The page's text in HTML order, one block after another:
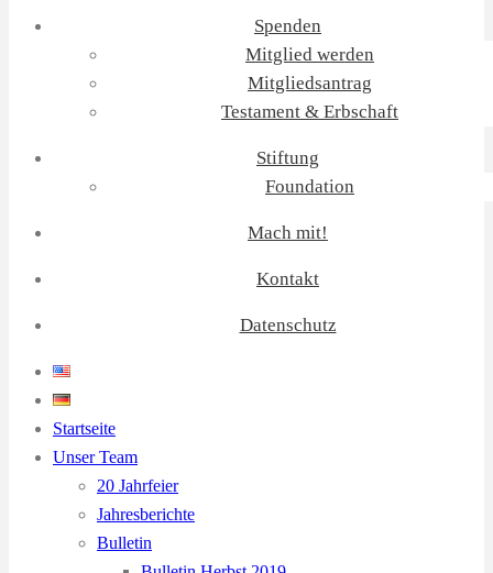
Spenden
Mitglied werden
Mitgliedsantrag
Testament & Erbschaft
Stiftung
Foundation
Mach mit!
Kontakt
Datenschutz
Startseite
Unser Team
20 Jahrfeier
Jahresberichte
Bulletin